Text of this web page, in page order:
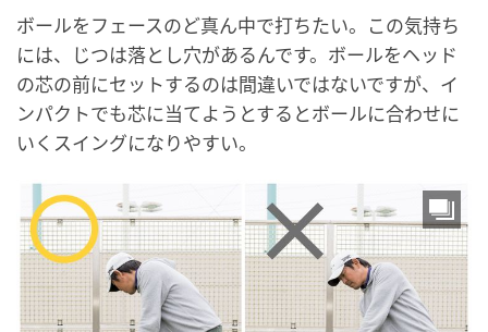
ボールをフェースのど真ん中で打ちたい。この気持ち
には、じつは落とし穴があるんです。ボールをヘッド
の芯の前にセットするのは間違いではないですが、イ
ンパクトでも芯に当てようとするとボールに合わせに
いくスイングになりやすい。